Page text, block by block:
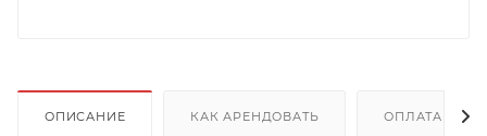
ОПИСАНИЕ КАК АРЕНДОВАТЬ ОПЛАТА